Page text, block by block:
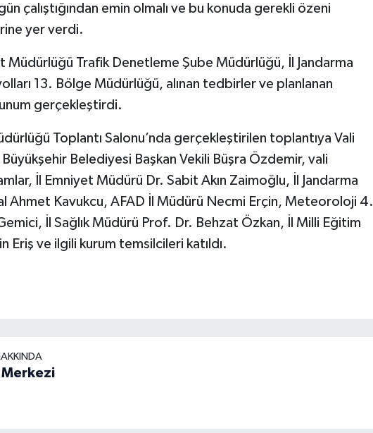
çalıştığından emin olmalı ve bu konuda gerekli özeni
yer verdi.
Müdürlüğü Trafik Denetleme Şube Müdürlüğü, İl Jandarma
13. Bölge Müdürlüğü, alınan tedbirler ve planlanan
gerçekleştirdi.
Toplantı Salonu’nda gerçekleştirilen toplantıya Vali
Belediyesi Başkan Vekili Büşra Özdemir, vali
İl Emniyet Müdürü Dr. Sabit Akın Zaimoğlu, İl Jandarma
Ahmet Kavukcu, AFAD İl Müdürü Necmi Erçin, Meteoroloji 4.
İl Sağlık Müdürü Prof. Dr. Behzat Özkan, İl Milli Eğitim
Eriş ve ilgili kurum temsilcileri katıldı.
Merkezi